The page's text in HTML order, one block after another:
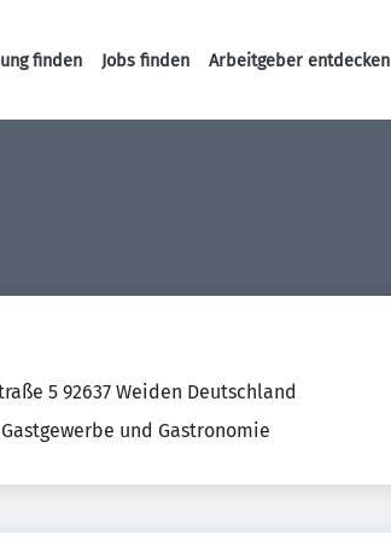
Haupt-Navigation
finden Jobs finden Arbeitgeber entdecken
5 92637 Weiden Deutschland
und Gastronomie